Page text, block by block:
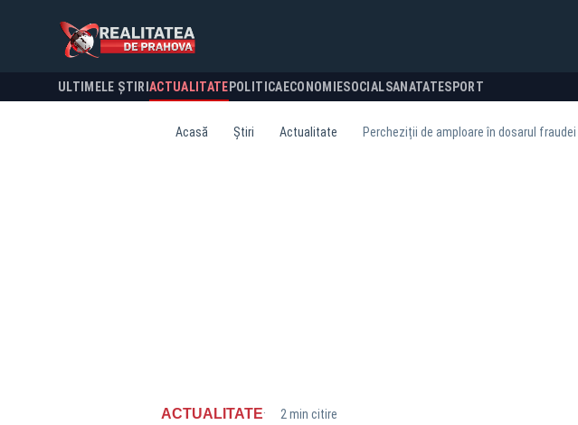
ULTIMELE ȘTIRI ACTUALITATE POLITICA ECONOMIESOCIALSANATATESPORT
Acasă Știri Actualitate Percheziții de amploare în dosarul
ACTUALITATE· 2 min citire